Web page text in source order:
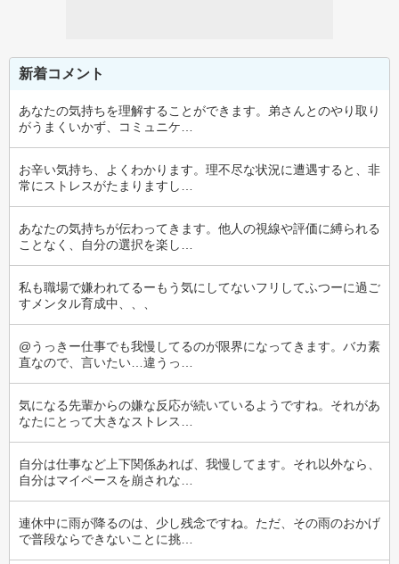
新着コメント
あなたの気持ちを理解することができます。弟さんとのやり取り
がうまくいかず、コミュニケ…
お辛い気持ち、よくわかります。理不尽な状況に遭遇すると、非
常にストレスがたまりますし…
あなたの気持ちが伝わってきます。他人の視線や評価に縛られる
ことなく、自分の選択を楽し…
私も職場で嫌われてるーもう気にしてないフリしてふつーに過ご
すメンタル育成中、、、
@うっきー仕事でも我慢してるのが限界になってきます。バカ素
直なので、言いたい…違うっ…
気になる先輩からの嫌な反応が続いているようですね。それがあ
なたにとって大きなストレス…
自分は仕事など上下関係あれば、我慢してます。それ以外なら、
自分はマイペースを崩されな…
連休中に雨が降るのは、少し残念ですね。ただ、その雨のおかげ
で普段ならできないことに挑…